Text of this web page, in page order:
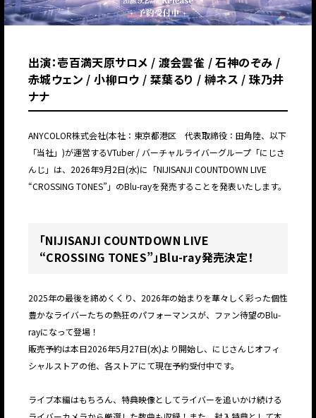
出演：壱百満天原サロメ / 渡会雲雀 / 石神のぞみ /
赤城ウェン / 小柳ロウ / 栞葉るり / 榊ネス / 珠乃井
ナナ
ANYCOLOR株式会社(本社：東京都港区 代表取締役：田角陸、以下
「当社」)が運営するVTuber / バーチャルライバーグループ「にじさ
んじ」は、2026年9月2日(水)に「NIJISANJI COUNTDOWN LIVE
“CROSSING TONES”」のBlu-rayを発売することを発表いたします。
「NIJISANJI COUNTDOWN LIVE
“CROSSING TONES”」Blu-ray発売決定！
2025年の最後を締めくくり、2026年の始まりを華々しく彩った個性
豊かなライバーたちの熱狂のパフォーマンスが、ファン待望のBlu-
rayになって登場！
販売予約は本日2026年5月27日(水)より開始し、にじさんじオフィ
シャルストアの他、各ストアにて現在予約受付中です。
ライブ本編はもちろん、特典映像としてライバーを追いかけ続ける